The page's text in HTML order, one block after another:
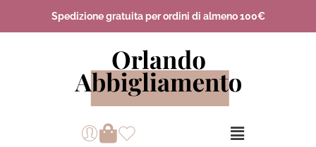
Spedizione gratuita per ordini di almeno 100€